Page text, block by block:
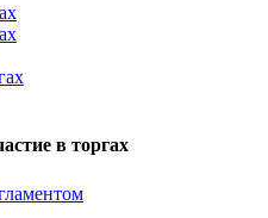
в торгах